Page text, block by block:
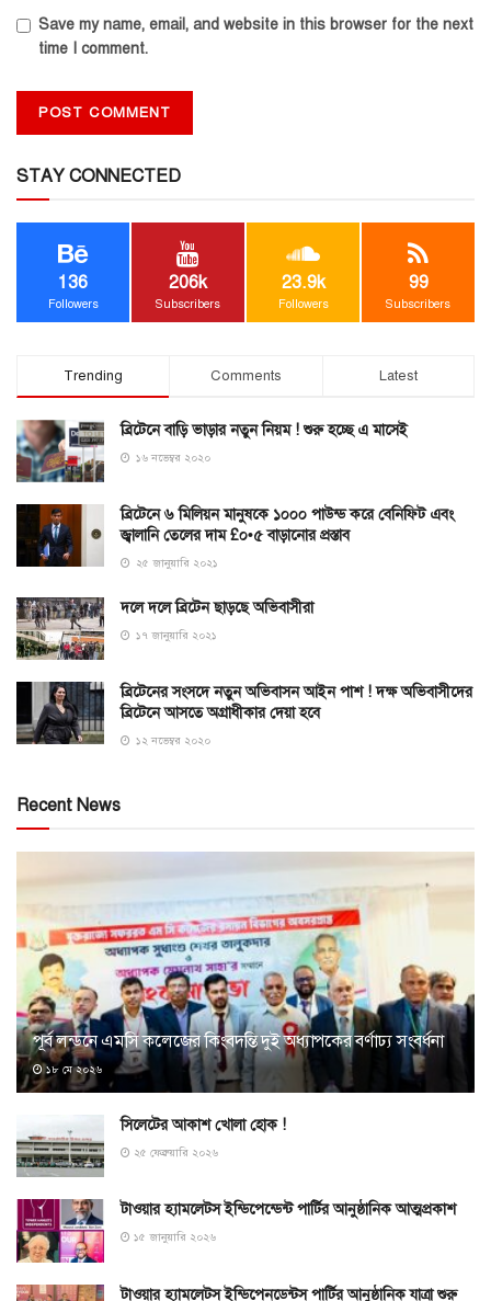
Save my name, email, and website in this browser for the next
time I comment.
STAY CONNECTED
136
Followers
206k
Subscribers
23.9k
Followers
99
Subscribers
Trending Comments Latest
ব্রিটেনে বাড়ি ভাড়ার নতুন নিয়ম ! শুরু হচ্ছে এ মাসেই
১৬ নভেম্বর ২০২০
ব্রিটেনে ৬ মিলিয়ন মানুষকে ১০০০ পাউন্ড করে বেনিফিট এবং
জ্বালানি তেলের দাম £০•৫ বাড়ানোর প্রস্তাব
২৫ জানুয়ারি ২০২১
দলে দলে ব্রিটেন ছাড়ছে অভিবাসীরা
১৭ জানুয়ারি ২০২১
ব্রিটেনের সংসদে নতুন অভিবাসন আইন পাশ ! দক্ষ অভিবাসীদের
ব্রিটেনে আসতে অগ্রাধীকার দেয়া হবে
১২ নভেম্বর ২০২০
Recent News
পূর্ব লন্ডনে এমসি কলেজের কিংবদন্তি দুই অধ্যাপকের বর্ণাঢ্য সংবর্ধনা
১৮ মে ২০২৬
সিলেটের আকাশ খোলা হোক !
২৫ ফেব্রুয়ারি ২০২৬
টাওয়ার হ্যামলেটস ইন্ডিপেন্ডেন্ট পার্টির আনুষ্ঠানিক আত্মপ্রকাশ
১৫ জানুয়ারি ২০২৬
টাওয়ার হ্যামলেটস ইন্ডিপেনডেন্টস পার্টির আনুষ্ঠানিক যাত্রা শুরু